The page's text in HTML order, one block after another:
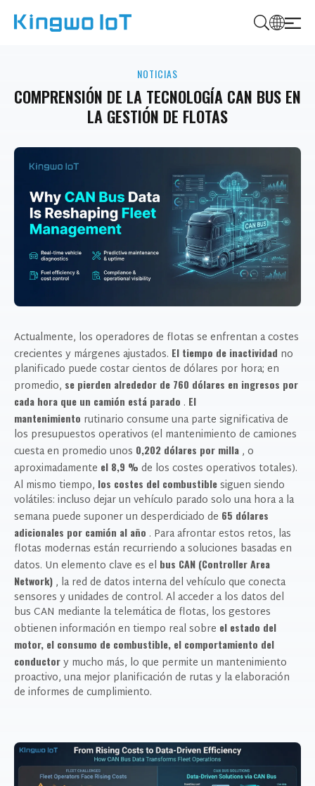
g
I
NOTICIAS
COMPRENSIÓN DE LA TECNOLOGÍA CAN BUS EN
LA GESTIÓN DE FLOTAS
Actualmente, los operadores de flotas se enfrentan a costes
crecientes y márgenes ajustados. El tiempo de inactividad no
planificado puede costar cientos de dólares por hora; en
promedio, se pierden alrededor de 760 dólares en ingresos por
cada hora que un camión está parado . El
mantenimiento rutinario consume una parte significativa de
los presupuestos operativos (el mantenimiento de camiones
cuesta en promedio unos 0,202 dólares por milla , o
aproximadamente el 8,9 % de los costes operativos totales).
Al mismo tiempo, los costes del combustiblesiguen siendo
volátiles: incluso dejar un vehículo parado solo una hora a la
semana puede suponer un desperdiciado de 65 dólares
adicionales por camión al año . Para afrontar estos retos, las
flotas modernas están recurriendo a soluciones basadas en
datos. Un elemento clave es el bus CAN (Controller Area
Network) , la red de datos interna del vehículo que conecta
sensores y unidades de control. Al acceder a los datos del
bus CAN mediante la telemática de flotas, los gestores
obtienen información en tiempo real sobre el estado del
motor, el consumo de combustible, el comportamiento del
conductory mucho más, lo que permite un mantenimiento
proactivo, una mejor planificación de rutas y la elaboración
de informes de cumplimiento.